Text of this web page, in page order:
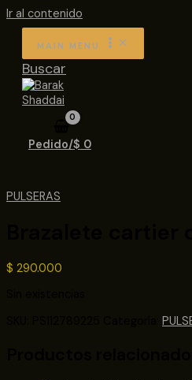
Ir al contenido
MAIN MENU
Buscar
Pedido/$ 0
PULSERAS
$ 290.000